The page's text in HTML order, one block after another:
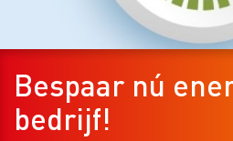
Bespaar nú
bedrijf!